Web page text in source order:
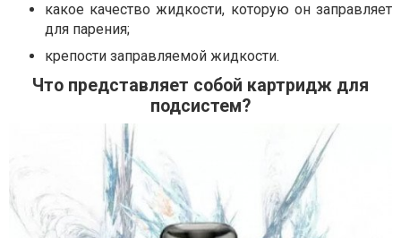
какое качество жидкости, которую он заправляет
для парения;
крепости заправляемой жидкости.
Что представляет собой картридж для
подсистем?